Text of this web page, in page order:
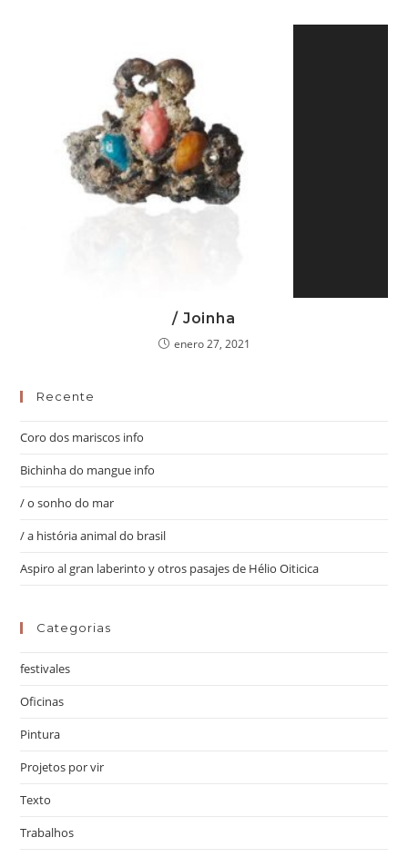
/ Joinha
enero 27, 2021
Recente
Coro dos mariscos info
Bichinha do mangue info
/ o sonho do mar
/ a história animal do brasil
Aspiro al gran laberinto y otros pasajes de Hélio Oiticica
Categorias
festivales
Oficinas
Pintura
Projetos por vir
Texto
Trabalhos